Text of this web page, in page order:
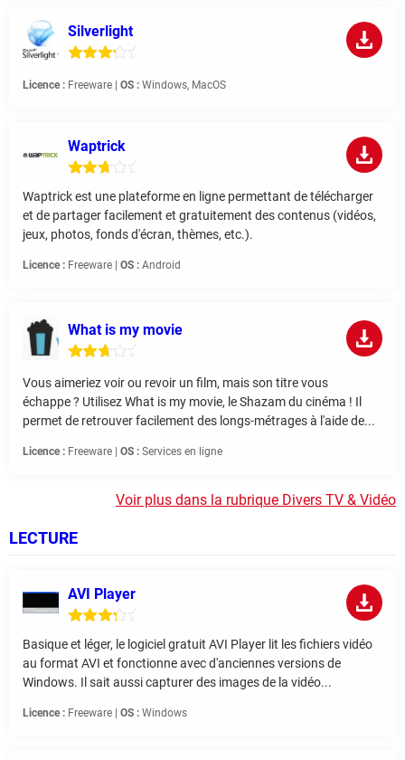
Silverlight
Licence : Freeware | OS : Windows, MacOS
Waptrick
Waptrick est une plateforme en ligne permettant de télécharger
et de partager facilement et gratuitement des contenus (vidéos,
jeux, photos, fonds d'écran, thèmes, etc.).
Licence : Freeware | OS : Android
What is my movie
Vous aimeriez voir ou revoir un film, mais son titre vous
échappe ? Utilisez What is my movie, le Shazam du cinéma ! Il
permet de retrouver facilement des longs-métrages à l'aide de...
Licence : Freeware | OS : Services en ligne
Voir plus dans la rubrique Divers TV & Vidéo
LECTURE
AVI Player
Basique et léger, le logiciel gratuit AVI Player lit les fichiers vidéo
au format AVI et fonctionne avec d'anciennes versions de
Windows. Il sait aussi capturer des images de la vidéo...
Licence : Freeware | OS : Windows